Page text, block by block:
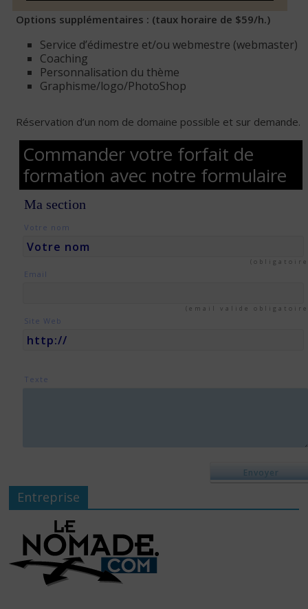
Options supplémentaires : (taux horaire de $59/h.)
Service d’édimestre et/ou webmestre (webmaster)
Coaching
Personnalisation du thème
Graphisme/logo/PhotoShop
Réservation d’un nom de domaine possible et sur demande.
Commander votre forfait de
formation avec notre formulaire
Ma section
Votre nom
Email
(email valide
Site Web
Texte
Entreprise